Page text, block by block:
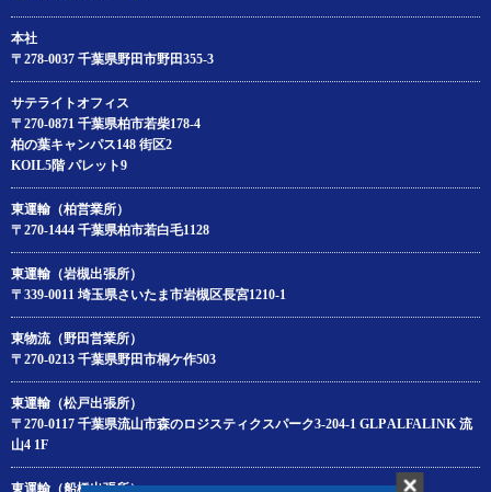
本社
〒278-0037 千葉県野田市野田355-3
サテライトオフィス
〒270-0871 千葉県柏市若柴178‐4
柏の葉キャンパス148 街区2
KOIL5階 パレット9
東運輸（柏営業所）
〒270-1444 千葉県柏市若白毛1128
東運輸（岩槻出張所）
〒339-0011 埼玉県さいたま市岩槻区長宮1210-1
東物流（野田営業所）
〒270-0213 千葉県野田市桐ケ作503
東運輸（松戸出張所）
〒270-0117 千葉県流山市森のロジスティクスパーク3-204‐1 GLP ALFALINK 流
山4 1F
東運輸（船橋出張所）